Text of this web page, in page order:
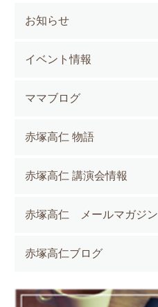
お知らせ
イベント情報
ママブログ
赤塚高仁 物語
赤塚高仁 講演会情報
赤塚高仁 メールマガジン
赤塚高仁ブログ